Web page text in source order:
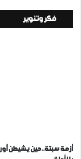
فكر وتنوير
أزمة سبتة..حين يشيطن